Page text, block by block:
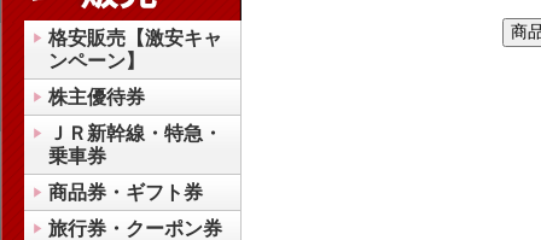
格安販売【激安キャ
ンペーン】
株主優待券
ＪＲ新幹線・特急・
乗車券
商品券・ギフト券
旅行券・クーポン券